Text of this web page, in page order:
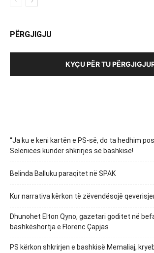
PËRGJIGJU
KYÇU PËR TU
“Ja ku e keni kartën e PS-së, do ta hedhim
Selenicës kundër shkrirjes së bashkisë!
Belinda Balluku paraqitet në SPAK
Kur narrativa kërkon të zëvendësojë
Dhunohet Elton Qyno, gazetari goditet në
bashkëshortja e Florenc Çapjas
PS kërkon shkrirjen e bashkisë Memaliaj,